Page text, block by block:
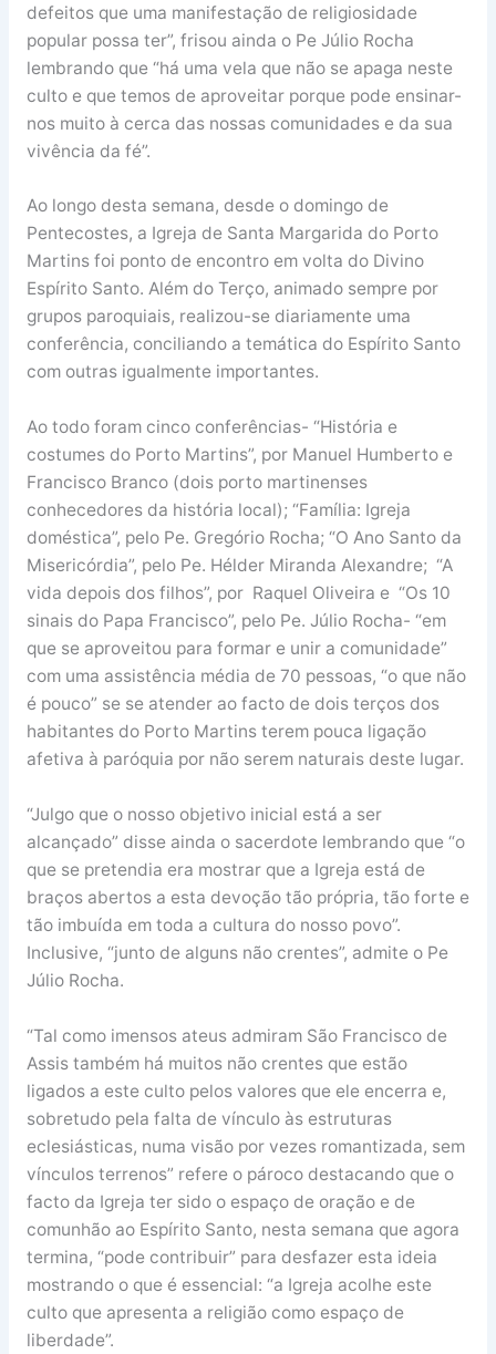
defeitos que uma manifestação de religiosidade
popular possa ter”, frisou ainda o Pe Júlio Rocha
lembrando que “há uma vela que não se apaga neste
culto e que temos de aproveitar porque pode ensinar-
nos muito à cerca das nossas comunidades e da sua
vivência da fé”.
Ao longo desta semana, desde o domingo de
Pentecostes, a Igreja de Santa Margarida do Porto
Martins foi ponto de encontro em volta do Divino
Espírito Santo. Além do Terço, animado sempre por
grupos paroquiais, realizou-se diariamente uma
conferência, conciliando a temática do Espírito Santo
com outras igualmente importantes.
Ao todo foram cinco conferências- “História e
costumes do Porto Martins”, por Manuel Humberto e
Francisco Branco (dois porto martinenses
conhecedores da história local); “Família: Igreja
doméstica”, pelo Pe. Gregório Rocha; “O Ano Santo da
Misericórdia”, pelo Pe. Hélder Miranda Alexandre; “A
vida depois dos filhos”, por Raquel Oliveira e “Os 10
sinais do Papa Francisco”, pelo Pe. Júlio Rocha- “em
que se aproveitou para formar e unir a comunidade”
com uma assistência média de 70 pessoas, “o que não
é pouco” se se atender ao facto de dois terços dos
habitantes do Porto Martins terem pouca ligação
afetiva à paróquia por não serem naturais deste lugar.
“Julgo que o nosso objetivo inicial está a ser
alcançado” disse ainda o sacerdote lembrando que “o
que se pretendia era mostrar que a Igreja está de
braços abertos a esta devoção tão própria, tão forte e
tão imbuída em toda a cultura do nosso povo”.
Inclusive, “junto de alguns não crentes”, admite o Pe
Júlio Rocha.
“Tal como imensos ateus admiram São Francisco de
Assis também há muitos não crentes que estão
ligados a este culto pelos valores que ele encerra e,
sobretudo pela falta de vínculo às estruturas
eclesiásticas, numa visão por vezes romantizada, sem
vínculos terrenos” refere o pároco destacando que o
facto da Igreja ter sido o espaço de oração e de
comunhão ao Espírito Santo, nesta semana que agora
termina, “pode contribuir” para desfazer esta ideia
mostrando o que é essencial: “a Igreja acolhe este
culto que apresenta a religião como espaço de
liberdade”.